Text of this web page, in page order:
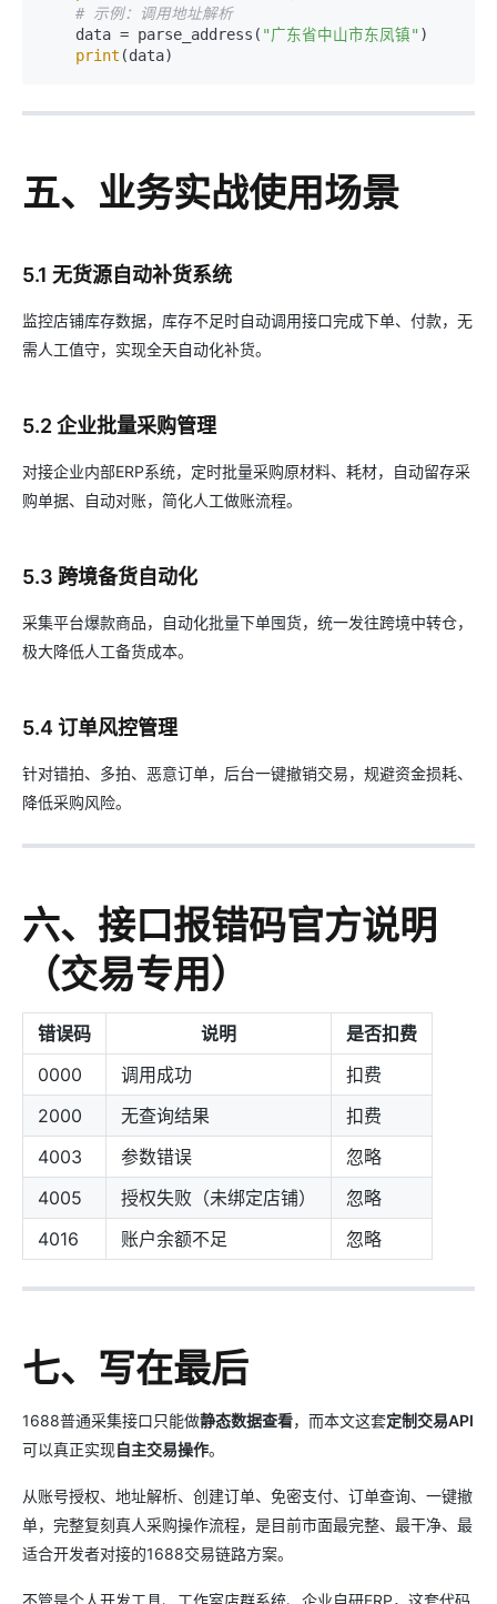
# 示例：调用地址解析
    data = parse_address(
"广东省中山市东凤镇" )
print
五、业务实战使用场景
5.1 无货源自动补货系统
监控店铺库存数据，库存不足时自动调用接口完成下单、付款，无
需人工值守，实现全天自动化补货。
5.2 企业批量采购管理
对接企业内部ERP系统，定时批量采购原材料、耗材，自动留存采
购单据、自动对账，简化人工做账流程。
5.3 跨境备货自动化
采集平台爆款商品，自动化批量下单囤货，统一发往跨境中转仓，
极大降低人工备货成本。
5.4 订单风控管理
针对错拍、多拍、恶意订单，后台一键撤销交易，规避资金损耗、
降低采购风险。
六、接口报错码官方说明
（交易专用）
错误码 说明
是否扣费
0000
调用成功
扣费
2000
无查询结果
扣费
4003
参数错误
忽略
4005
授权失败（未绑定店铺）
忽略
4016
账户余额不足 忽略
七、写在最后
1688普通采集接口只能做静态数据查看，而本文这套定制交易API
可以真正实现自主交易操作。
从账号授权、地址解析、创建订单、免密支付、订单查询、一键撤
单，完整复刻真人采购操作流程，是目前市面最完整、最干净、最
适合开发者对接的1688交易链路方案。
不管是个人开发工具、工作室店群系统、企业自研ERP，这套代码